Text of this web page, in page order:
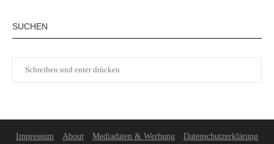
SUCHEN
Impressum About Mediadaten & Werbung Datenschutzerklärung